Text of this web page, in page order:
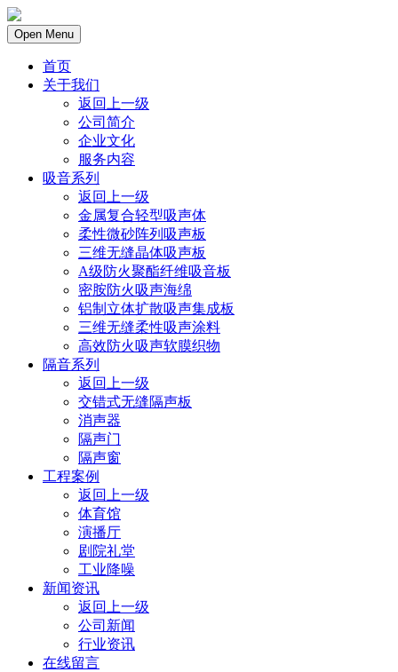
Open Menu
首页
关于我们
返回上一级
公司简介
企业文化
服务内容
吸音系列
返回上一级
金属复合轻型吸声体
柔性微砂阵列吸声板
三维无缝晶体吸声板
A级防火聚酯纤维吸音板
密胺防火吸声海绵
铝制立体扩散吸声集成板
三维无缝柔性吸声涂料
高效防火吸声软膜织物
隔音系列
返回上一级
交错式无缝隔声板
消声器
隔声门
隔声窗
工程案例
返回上一级
体育馆
演播厅
剧院礼堂
工业降噪
新闻资讯
返回上一级
公司新闻
行业资讯
在线留言